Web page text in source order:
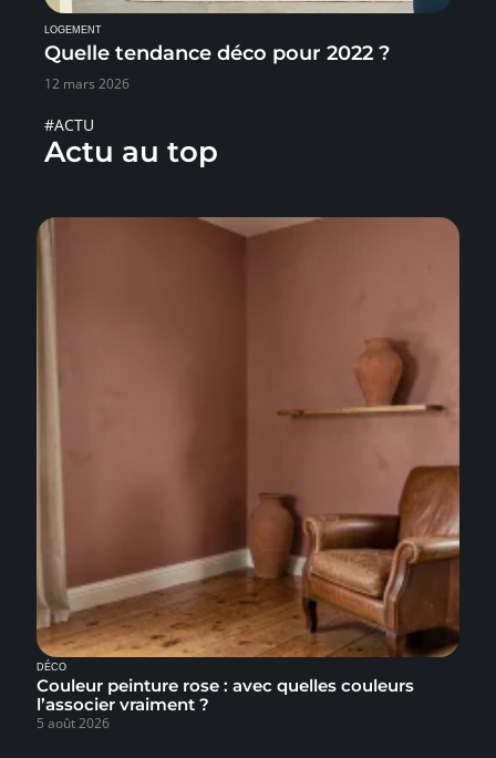
LOGEMENT
Quelle tendance déco pour 2022 ?
12 mars 2026
#ACTU
Actu au top
DÉCO
Couleur peinture rose : avec quelles couleurs
l’associer vraiment ?
5 août 2026